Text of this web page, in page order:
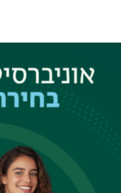
המערבית במאה השלישית לפני
הגותית. במשך הדורות קמו
המרכזיות שעמדו לפני
של ימינו.